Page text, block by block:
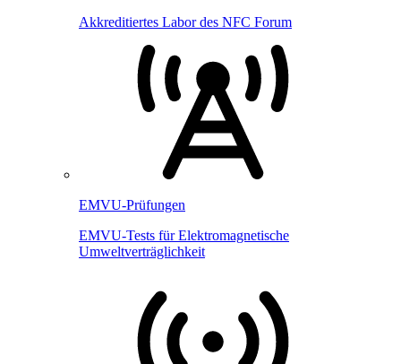
Akkreditiertes Labor des NFC Forum
EMVU-Prüfungen
EMVU-Tests für Elektromagnetische
Umweltverträglichkeit